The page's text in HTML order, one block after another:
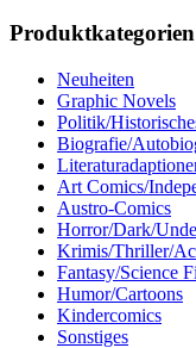
Produktkategorien
Neuheiten
Graphic Novels
Politik/
Biografie/
Art Comics/
Austro-Comics
Horror/Dark/
Krimis/Thriller/
Fantasy/Science
Humor/Cartoons
Kindercomics
Sonstiges